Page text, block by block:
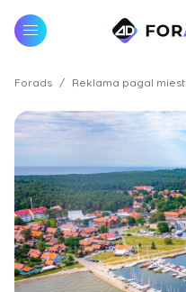
Forads Reklama pagal